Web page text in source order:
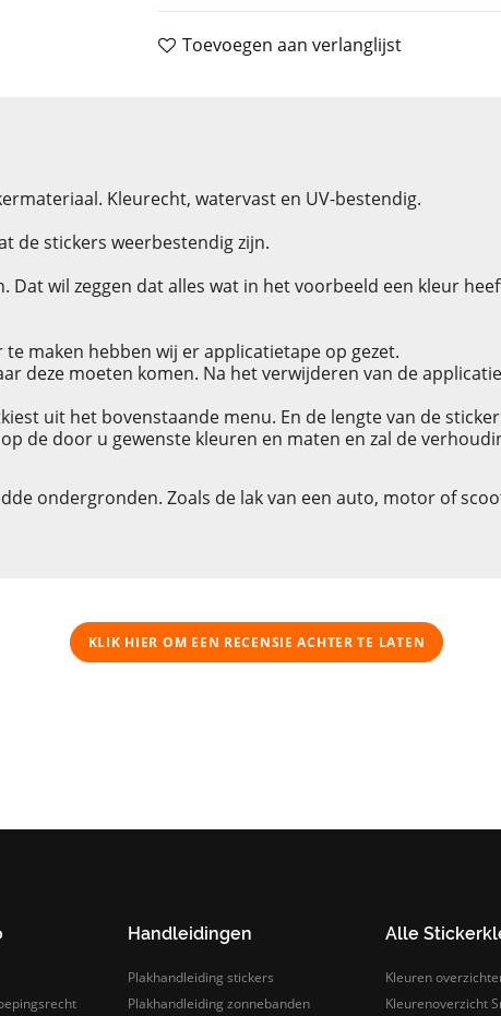
Toevoegen aan verlanglijst
Kleurecht, watervast en UV-bestendig.
de stickers weerbestendig zijn.
wil zeggen dat alles wat in het voorbeeld een kleur
maken hebben wij er applicatietape op gezet.
deze moeten komen. Na het verwijderen van de
uit het bovenstaande menu. En de lengte van de
de door u gewenste kleuren en maten en zal de
ondergronden. Zoals de lak van een auto, motor of
KLIK HIER OM EEN ​​RECENSIE ACHTER TE LATEN
Handleidingen
Plakhandleiding stickers
Plakhandleiding zonnebanden
Alle
Kleuren
Kleurenoverzicht